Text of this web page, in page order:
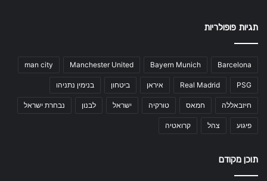
תגיות פופולריות
Barcelona
Bayern Munich
Manchester United
man city
PSG
Real Madrid איראן ביטחון בנימין נתניהו
חיזבאללה חמאס טורקיה ישראל לבנון נבחרת ישראל
פיגוע צהל קרואטיה
תוכן מקודם